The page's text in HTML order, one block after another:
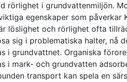
rörlighet i grundvattenmiljön.
egenskaper som påverkar
löslighet och rörlighet ofta
sig i problematiska halter, nå
i grundvattnet. Organiska
i mark- och grundvatten
transport kan spela en